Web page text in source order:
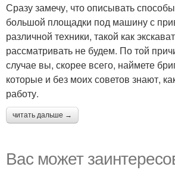
Сразу замечу, что описывать
большой площадки под машину с
различной техники, такой как
рассматривать не будем. По той
случае вы, скорее всего, наймете
которые и без моих советов знают,
работу.
читать дальше →
Вас может